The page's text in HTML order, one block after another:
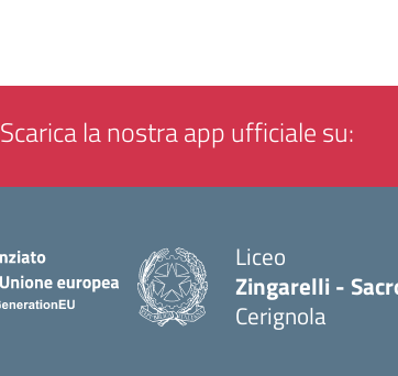
Scarica la nostra app ufficiale su:
Liceo
Zingarelli -
Cerignola